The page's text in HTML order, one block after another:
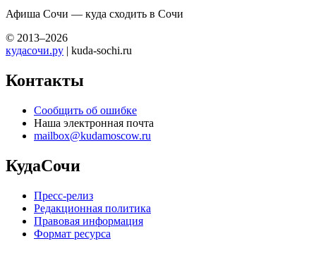
Афиша Сочи — куда сходить в Сочи
© 2013–2026
кудасочи.ру | kuda-sochi.ru
Контакты
Сообщить об ошибке
Наша электронная почта
mailbox@kudamoscow.ru
КудаСочи
Пресс-релиз
Редакционная политика
Правовая информация
Формат ресурса